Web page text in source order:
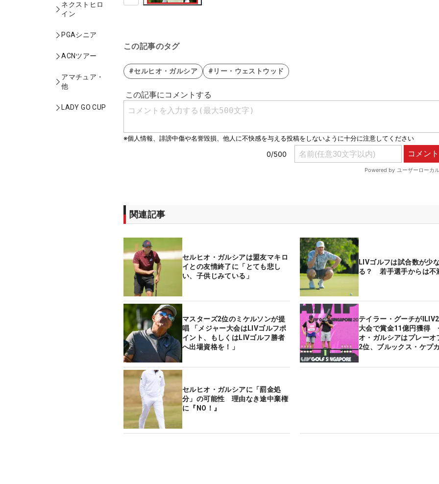
ネクストヒロ
イン
PGAシニア
ACNツアー
アマチュア・
他
LADY GO CUP
この記事のタグ
#セルヒオ・ガルシア #リー・ウェストウッド
関連記事
セルヒオ・ガルシアは盟友マキロ
イとの友情終了に「とても悲し
い、子供じみている」
LIVゴルフは試合数が少
る？ 若手選手からは不
マスターズ2位のミケルソンが提
唱 「メジャー大会はLIVゴルフポ
イント、もしくはLIVゴルフ勝者
へ出場資格を！」
テイラー・グーチが
大会で賞金11億円獲得
オ・ガルシアはプレーオ
2位、ブルックス・ケプ
セルヒオ・ガルシアに「罰金処
分」の可能性 理由なき途中棄権
に『NO！』